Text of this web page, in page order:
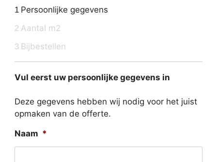
1 Persoonlijke gegevens
2 Aantal m2
3 Bijbestellen
Vul eerst uw persoonlijke gegevens in
Deze gegevens hebben wij nodig voor het juist
opmaken van de offerte.
Naam *